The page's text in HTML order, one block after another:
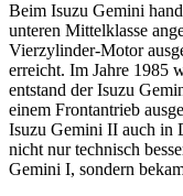
Beim Isuzu Gemini
unteren Mittelklasse
Vierzylinder-Motor
erreicht. Im Jahre 1985
entstand der Isuzu
einem Frontantrieb
Isuzu Gemini II auch in
nicht nur technisch
Gemini I, sondern